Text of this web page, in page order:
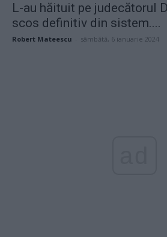
L-au hăituit pe judecătorul
scos definitiv din sistem....
Robert Mateescu sâmbătă, 6 ianuarie 2024